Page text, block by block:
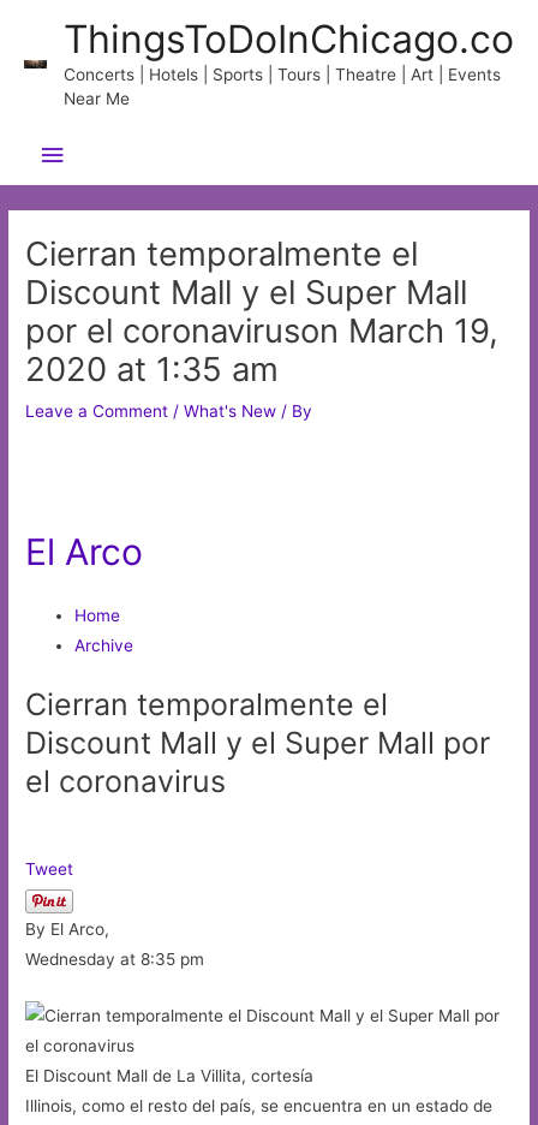
content
ThingsToDoInChicago.co
Concerts | Hotels | Sports | Tours | Theatre | Art | Events
Near Me
Main
Menu
Cierran temporalmente el
Discount Mall y el Super Mall
por el coronaviruson March 19,
2020 at 1:35 am
Leave a Comment /What's New / By
El Arco
Home
Archive
Cierran temporalmente el
Discount Mall y el Super Mall por
el coronavirus
Tweet
By El Arco,
Wednesday at 8:35 pm
El Discount Mall de La Villita, cortesía
Illinois, como el resto del país, se encuentra en un estado de